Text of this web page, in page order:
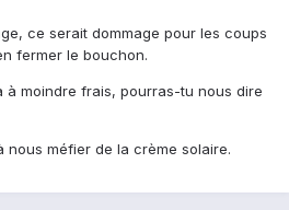
ce serait dommage pour les coups
fermer le bouchon.
moindre frais, pourras-tu nous dire
méfier de la crème solaire.